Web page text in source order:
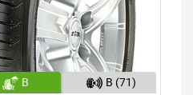
B B (71)